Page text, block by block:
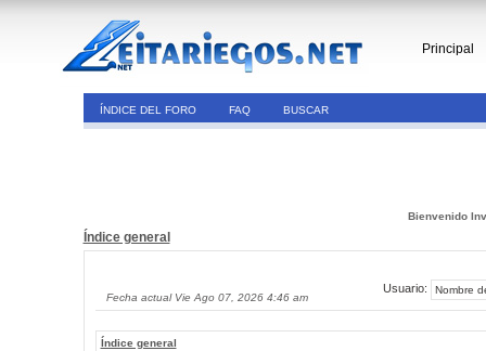
Principal
ÍNDICE DEL FORO FAQ BUSCAR
Bienvenido
Índice general
Fecha actual Vie Ago 07, 2026 4:46 am
Usuario:
Índice general